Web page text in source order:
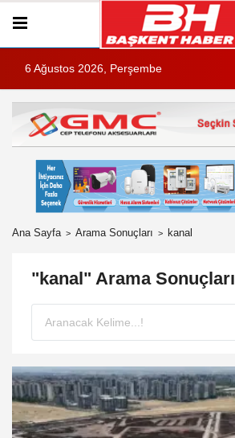
6 Ağustos 2026, Perşembe
Ana Sayfa Arama Sonuçları kanal
"kanal" Arama Sonuçları